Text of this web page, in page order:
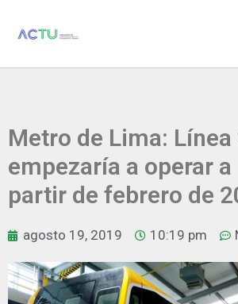
Metro de Lima: Línea
empezaría a operar a
partir de febrero de
agosto 19, 2019 10:19 pm